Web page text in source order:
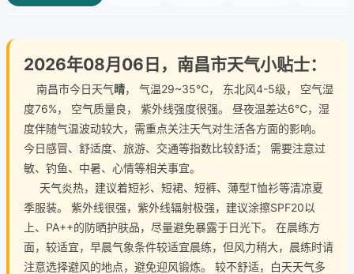
2026年08月06日，南昌市天气小贴士：
南昌市今日天气晴， 气温29~35℃， 东北风4-5级， 空气湿
度76%， 空气质量良， 紫外线强度很强。 昼夜温差达6℃，湿
度伴随气温波动较大，需重点关注天气对生活各方面的影响。
今日感冒、舒适度、旅游、交通等指数比较舒适； 需要注意过
敏、钓鱼、中暑、心情等相关事宜。
天气炎热，建议着短衫、短裙、短裤、薄型T恤衫等清凉夏
季服装。 紫外线很强，紫外线辐射极强，建议涂擦SPF20以
上、PA++的防晒护肤品，尽量避免暴露于日光下。 在晨练方
面，较适宜，早晨气象条件较适宜晨练，但风力稍大，晨练时请
注意选择避风的地点，避免迎风锻炼。 较不舒适，白天天气多